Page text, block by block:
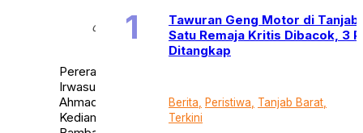
calendar_month30
Agt
2023
Pererat Silaturahmi,
Irwasum Komjen Pol
Ahmad Dhofiri Sambangi
Kediaman Irjen Pol (Purn)
Tawuran Geng Motor di Tanjab
Satu Remaja Kritis Dibacok, 3
Ditangkap
Berita Peristiwa
Tanjab Barat
Terkini